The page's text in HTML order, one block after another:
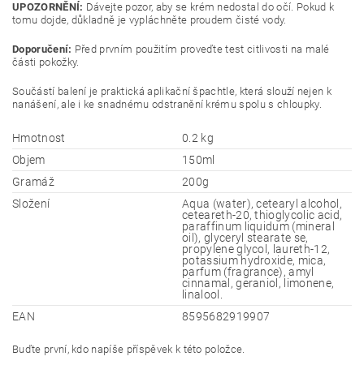
UPOZORNĚNÍ: Dávejte pozor, aby se krém nedostal do očí. Pokud k
tomu dojde, důkladně je vypláchněte proudem čisté vody.
Doporučení: Před prvním použitím proveďte test citlivosti na malé
části pokožky.
Součástí balení je praktická aplikační špachtle, která slouží nejen k
nanášení, ale i ke snadnému odstranění krému spolu s chloupky.
Hmotnost
0.2 kg
Objem
150ml
Gramáž
200g
Složení
Aqua (water), cetearyl alcohol,
ceteareth-20, thioglycolic acid,
paraffinum liquidum (mineral
oil), glyceryl stearate se,
propylene glycol, laureth-12,
potassium hydroxide, mica,
parfum (fragrance), amyl
cinnamal, geraniol, limonene,
linalool.
EAN
8595682919907
Buďte první, kdo napíše příspěvek k této položce.